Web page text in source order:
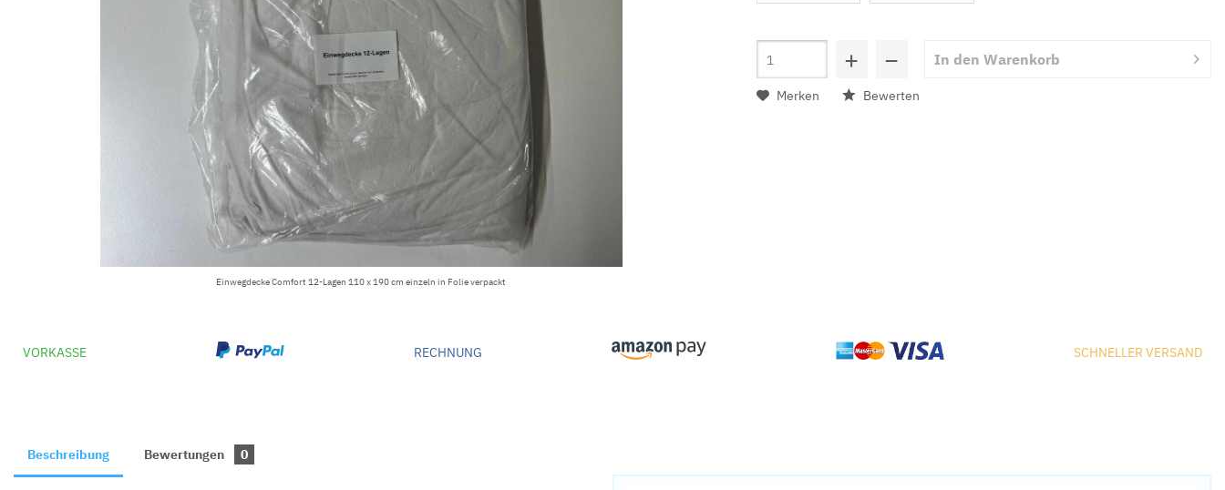
Einwegdecke Comfort 12-Lagen 110 x 190 cm einzeln in Folie verpackt
+ − In den Warenkorb
Merken Bewerten
VORKASSE RECHNUNG SCHNELLER VERSAND
Beschreibung Bewertungen 0